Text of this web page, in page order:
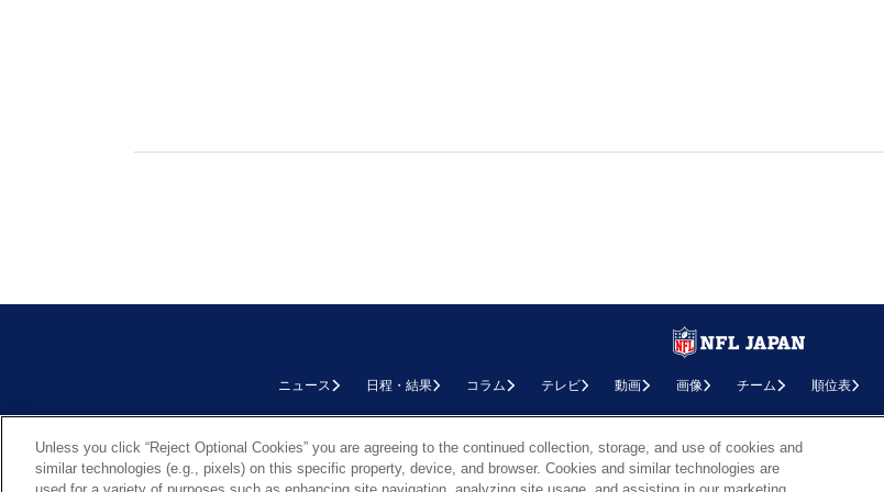
ニュース 日程・結果 コラム テレビ 動画 画像 チーム 順位表
Copyright © NFL JAPAN.COM.All Rights Reserved.
Copyright © LY Corporation. All Rights Reserved.
Unless you click “Reject Optional Cookies” you are agreeing to the continued collection, storage, and use of cookies and
similar technologies (e.g., pixels) on this specific property, device, and browser. Cookies and similar technologies are